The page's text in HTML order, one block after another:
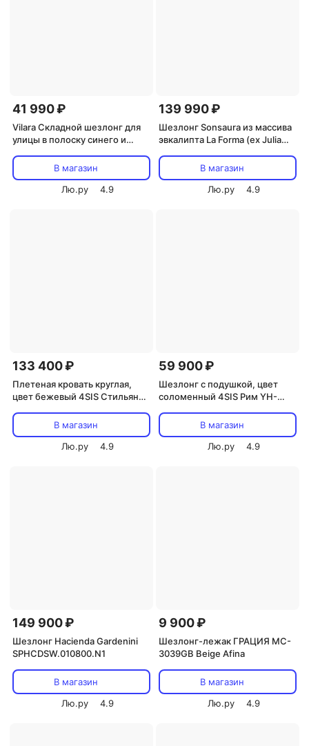
41 990 ₽
Vilara Складной шезлонг для
улицы в полоску синего и
Julia Grup) 262379
В магазин
Лю.ру
4.9
139 990 ₽
Шезлонг Sonsaura из массива
эвкалипта La Forma (ex Julia
В магазин
Лю.ру
4.9
133 400 ₽
Плетеная кровать круглая,
цвет бежевый 4SIS Стильяно
В магазин
Лю.ру
4.9
59 900 ₽
Шезлонг с подушкой, цвет
соломенный 4SIS Рим YH-
В магазин
Лю.ру
4.9
149 900 ₽
Шезлонг Hacienda Gardenini
SPHCDSW.010800.N1
В магазин
Лю.ру
4.9
9 900 ₽
Шезлонг-лежак ГРАЦИЯ MC-
3039GB Beige Afina
В магазин
Лю.ру
4.9